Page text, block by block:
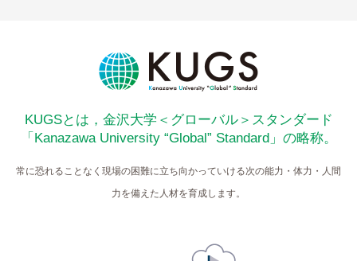
KUGSとは，金沢大学＜グローバル＞スタンダード
「Kanazawa University “Global” Standard」の略称。
常に恐れることなく現場の困難に立ち向かっていける次の能力・体力・人間
力を備えた人材を育成します。